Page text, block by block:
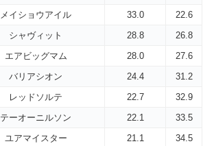
メイショウアイル 33.0
22.6
シャヴィット 28.8
26.8
エアビッグマム 28.0
27.6
バリアシオン 24.4
31.2
レッドソルテ 22.7
32.9
テーオーニルソン 22.1
33.5
ユアマイスター 21.1
34.5